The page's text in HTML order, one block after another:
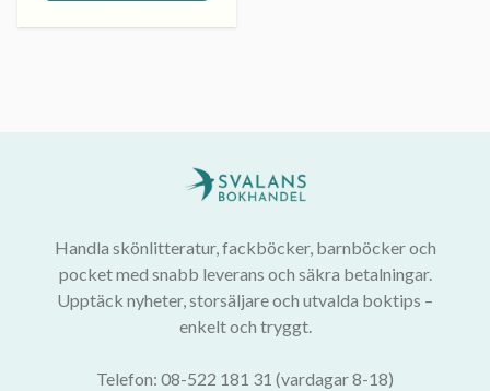
Handla skönlitteratur, fackböcker, barnböcker och
pocket med snabb leverans och säkra betalningar.
Upptäck nyheter, storsäljare och utvalda boktips –
enkelt och tryggt.
Telefon: 08-522 181 31 (vardagar 8-18)